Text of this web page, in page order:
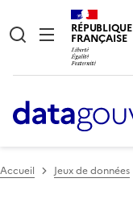
RÉPUBLIQUE
FRANÇAISE
Accueil Jeux de données